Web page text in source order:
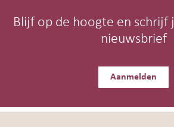
Blijf op de hoogte en schrijf
nieuwsbrief
Aanmelden